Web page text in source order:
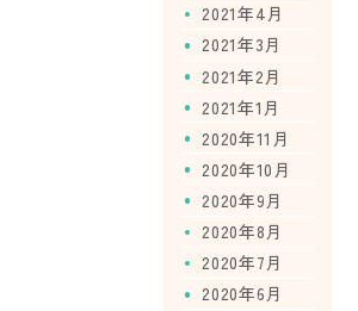
2021年4月
2021年3月
2021年2月
2021年1月
2020年11月
2020年10月
2020年9月
2020年8月
2020年7月
2020年6月